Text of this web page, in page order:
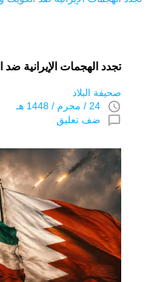
تجدد الهجمات الإيرانية ضد
صحيفة البلاد
access_time 24 / محرم / 1448 هـ 9 يوليو 2026
chat_bubble_outline ضف تعليق